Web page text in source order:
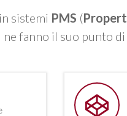
sistemi PMS (
ne fanno il suo punto di